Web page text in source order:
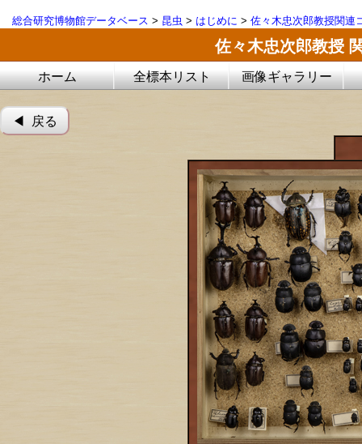
総合研究博物館データベース > 昆虫 > はじめに > 佐々木忠次郎教授関連
佐々木忠次郎教授
ホーム 全標本リスト 画像ギャラリー
◀︎ 戻る